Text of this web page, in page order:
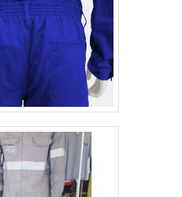
clientes.É importante
deve sempre ser
especializadas
tipo de cuidado ajuda a
e durabilidade dos
evitar prejuízos com
de produtos que
com suas funções
é possível poupar
diversos
Uniformes ter se tornado